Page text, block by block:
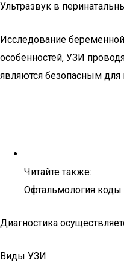
Ультразвук в
Исследование
особенностей, УЗИ
являются безопасным для
Читайте также:
Офтальмология коды
Диагностика
Виды УЗИ